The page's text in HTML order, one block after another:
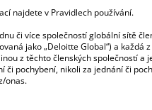
najdete v Pravidlech používání.
či více společností globální sítě
jako „Deloitte Global“) a
z těchto členských společností
či pochybení, nikoli za jednání či
onas.